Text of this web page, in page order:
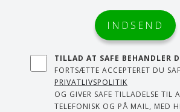
TILLAD AT SAFE BEHANDLER
FORTSÆTTE ACCEPTERET DU
PRIVATLIVSPOLITIK
OG GIVER SAFE TILLADELSE TIL
TELEFONISK OG PÅ MAIL, MED